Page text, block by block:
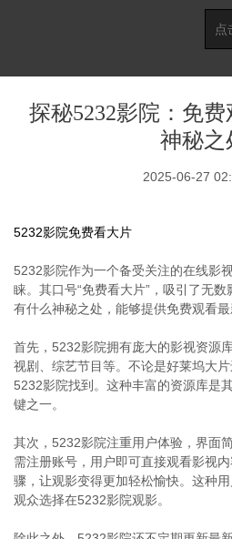
探秘5232影院：免
神秘之
2025-06-27
5232影院免费看大片
5232影院作为一个备受关注的在线影
睐。其口号“免费看大片”，吸引了无
有什么神秘之处，能够提供免费观看
首先，5232影院拥有庞大的影视资源
视剧、综艺节目等。不论是好莱坞大
5232影院找到。这种丰富的资源库是
键之一。
其次，5232影院注重用户体验，界面
需注册账号，用户即可直接观看影视
骤，让观影变得更加轻松愉快。这种
观众选择在5232影院观影。